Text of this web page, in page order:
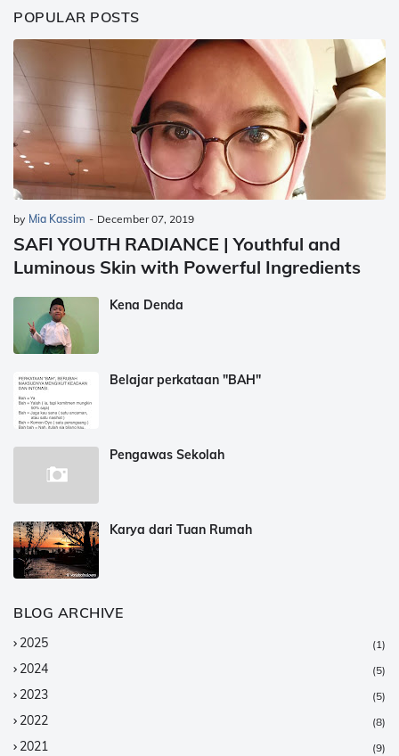
POPULAR POSTS
by Mia Kassim - December 07, 2019
SAFI YOUTH RADIANCE | Youthful and
Luminous Skin with Powerful Ingredients
Kena Denda
Belajar perkataan "BAH"
Pengawas Sekolah
Karya dari Tuan Rumah
BLOG ARCHIVE
2025 (1)
2024 (5)
2023 (5)
2022 (8)
2021 (9)